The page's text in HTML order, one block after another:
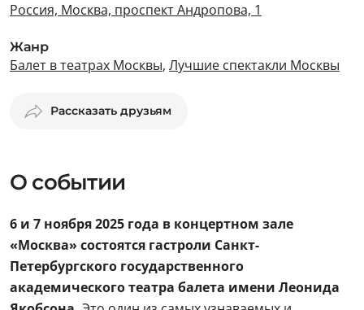
Россия, Москва, проспект Андропова, 1
Жанр
Балет в театрах Москвы, Лучшие спектакли Москвы
Рассказать друзьям
О событии
6 и 7 ноября 2025 года в концертном зале
«Москва» состоятся гастроли Санкт-
Петербургского государственного
академического театра балета имени Леонида